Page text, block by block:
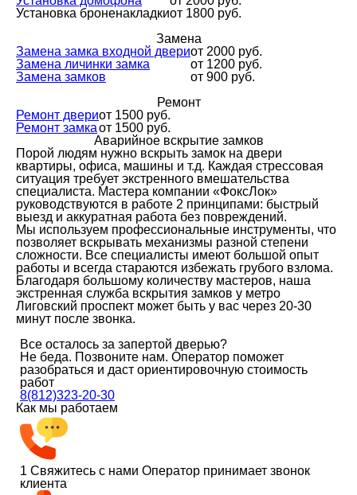
Установка броненакладкиот 1800 руб.
Замена
Замена замка входной двериот 2000 руб.
Замена личинки замка
от 1200 руб.
Замена замков
от 900 руб.
Ремонт
Ремонт двериот 1500 руб.
Ремонт замкаот 1500 руб.
Аварийное вскрытие замков
Порой людям нужно вскрыть замок на двери
квартиры, офиса, машины и т.д. Каждая стрессовая
ситуация требует экстренного вмешательства
специалиста. Мастера компании «ФоксЛок»
руководствуются в работе 2 принципами: быстрый
выезд и аккуратная работа без повреждений.
Мы используем профессиональные инструменты, что
позволяет вскрывать механизмы разной степени
сложности. Все специалисты имеют большой опыт
работы и всегда стараются избежать грубого взлома.
Благодаря большому количеству мастеров, наша
экстренная служба вскрытия замков у метро
Лиговский проспект может быть у вас через 20-30
минут после звонка.
Все осталось за запертой дверью?
Не беда. Позвоните нам. Оператор поможет
разобраться и даст ориентировочную стоимость
работ
8(812)323-20-30
Как мы работаем
1 Свяжитесь с нами Оператор принимает звонок
клиента